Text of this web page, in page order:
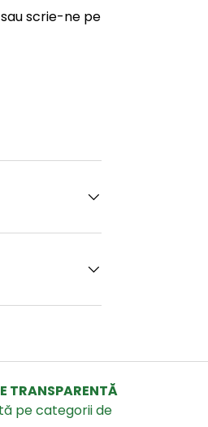
sau scrie-ne pe
TRANSPARENTĂ
pe categorii de